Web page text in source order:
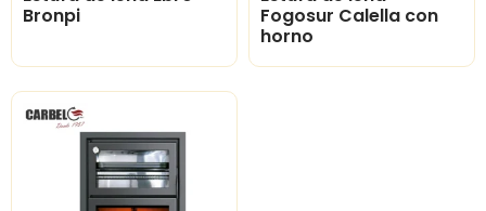
Bronpi
Fogosur Calella con
horno